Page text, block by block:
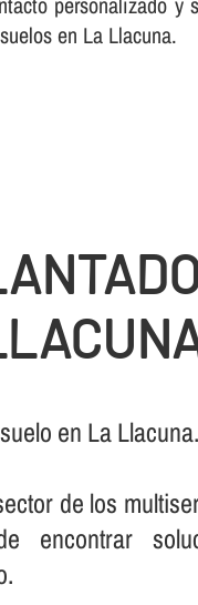
en La Llacuna.
en La Llacuna.
de los
encontrar